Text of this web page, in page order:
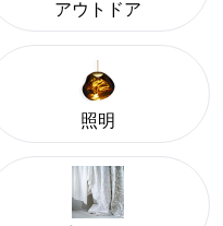
アウトドア
照明